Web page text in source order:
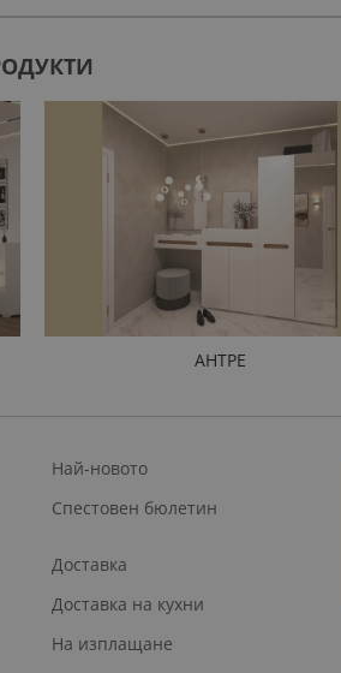
АНТРЕ
Най-новото
Спестовен бюлетин
Доставка
Доставка на кухни
На изплащане